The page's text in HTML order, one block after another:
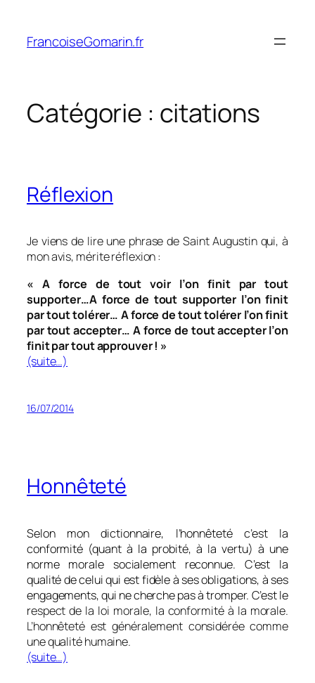
contenu
FrancoiseGomarin.fr
Catégorie : citations
Réflexion
Je viens de lire une phrase de Saint Augustin qui, à
mon avis, mérite réflexion :
« A force de tout voir l’on finit par tout
supporter…A force de tout supporter l’on finit
par tout tolérer… A force de tout tolérer l’on finit
par tout accepter… A force de tout accepter l’on
finit par tout approuver ! »
(suite…)
16/07/2014
Honnêteté
Selon mon dictionnaire, l’honnêteté c’est la
conformité (quant à la probité, à la vertu) à une
norme morale socialement reconnue. C’est la
qualité de celui qui est fidèle à ses obligations, à ses
engagements, qui ne cherche pas à tromper. C’est le
respect de la loi morale, la conformité à la morale.
L’honnêteté est généralement considérée comme
une qualité humaine.
(suite…)